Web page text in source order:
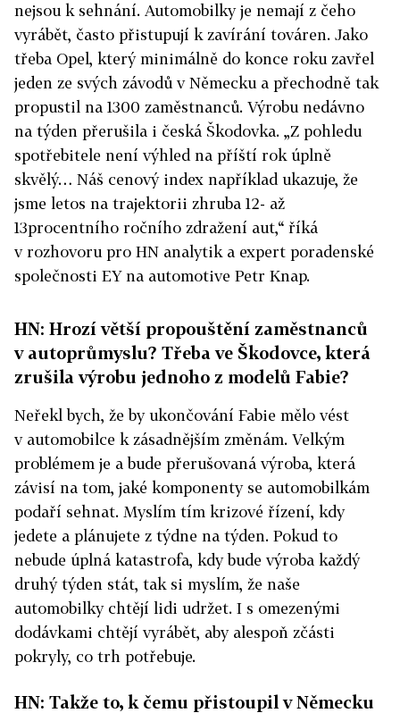
nejsou k sehnání. Automobilky je nemají z čeho
vyrábět, často přistupují k zavírání továren. Jako
třeba Opel, který minimálně do konce roku zavřel
jeden ze svých závodů v Německu a přechodně tak
propustil na 1300 zaměstnanců. Výrobu nedávno
na týden přerušila i česká Škodovka. „Z pohledu
spotřebitele není výhled na příští rok úplně
skvělý… Náš cenový index například ukazuje, že
jsme letos na trajektorii zhruba 12- až
13procentního ročního zdražení aut,“ říká
v rozhovoru pro HN analytik a expert poradenské
společnosti EY na automotive Petr Knap.
HN: Hrozí větší propouštění zaměstnanců
v autoprůmyslu? Třeba ve Škodovce, která
zrušila výrobu jednoho z modelů Fabie?
Neřekl bych, že by ukončování Fabie mělo vést
v automobilce k zásadnějším změnám. Velkým
problémem je a bude přerušovaná výroba, která
závisí na tom, jaké komponenty se automobilkám
podaří sehnat. Myslím tím krizové řízení, kdy
jedete a plánujete z týdne na týden. Pokud to
nebude úplná katastrofa, kdy bude výroba každý
druhý týden stát, tak si myslím, že naše
automobilky chtějí lidi udržet. I s omezenými
dodávkami chtějí vyrábět, aby alespoň zčásti
pokryly, co trh potřebuje.
HN: Takže to, k čemu přistoupil v Německu